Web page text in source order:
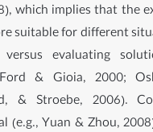
which implies that the
suitable for different
evaluating
& Gioia, 2000;
& Stroebe, 2006).
(e.g., Yuan & Zhou,